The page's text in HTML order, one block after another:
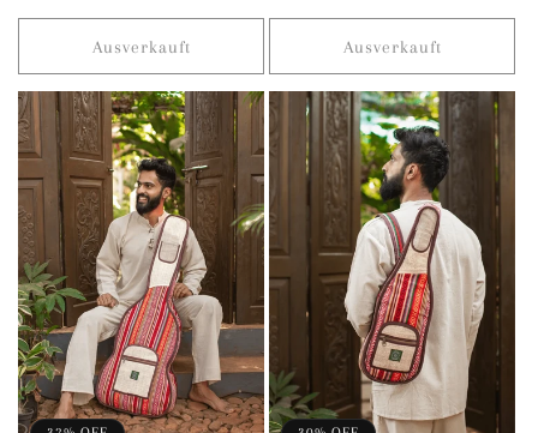
Preis
Ausverkauft
Preis
Ausverkauft